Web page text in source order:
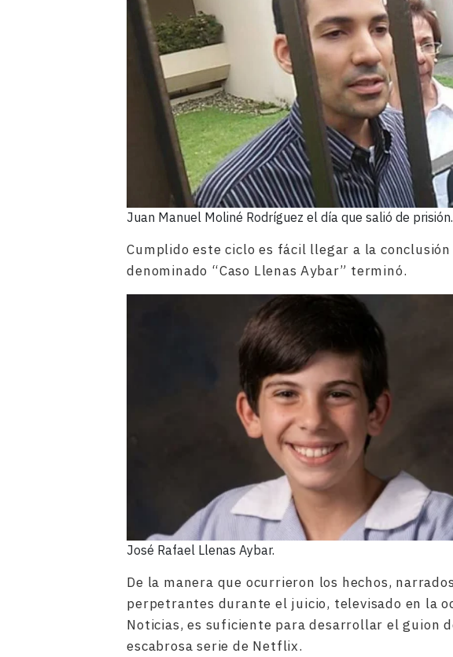
Juan Manuel Moliné Rodríguez el día que salió de prisión.
Cumplido este ciclo es fácil llegar a la
denominado “Caso Llenas Aybar” terminó.
José Rafael Llenas Aybar.
De la manera que ocurrieron los hechos,
perpetrantes durante el juicio, televisado en la
Noticias, es suficiente para desarrollar el guion
escabrosa serie de Netflix.